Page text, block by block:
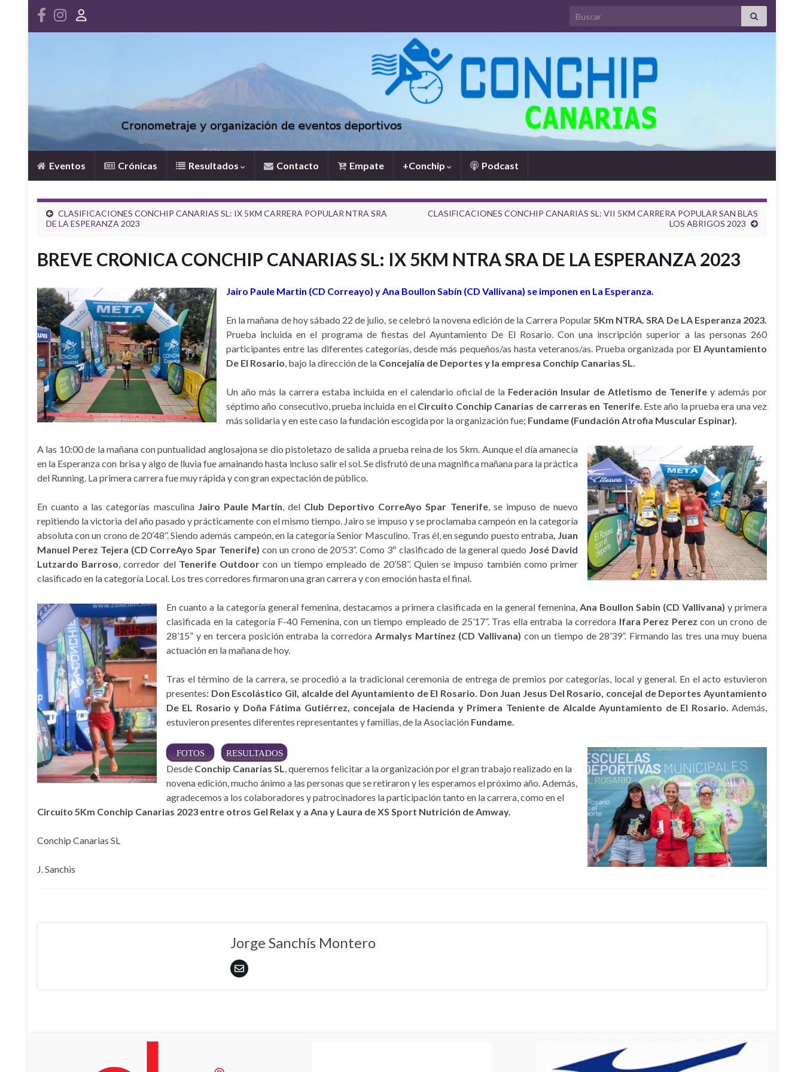
Search for:
Eventos Crónicas Resultados Contacto Empate +Conchip Podcast
CLASIFICACIONES CONCHIP CANARIAS SL: IX 5KM CARRERA POPULAR NTRA SRA
DE LA ESPERANZA 2023
CLASIFICACIONES CONCHIP CANARIAS SL: VII 5KM CARRERA POPULAR SAN BLAS
LOS ABRIGOS 2023
BREVE CRONICA CONCHIP CANARIAS SL: IX 5KM NTRA SRA DE LA ESPERANZA 2023
Jairo Paule Martin (CD Correayo) y Ana Boullon Sabín (CD Vallivana) se imponen en La Esperanza.
En la mañana de hoy sábado 22 de julio, se celebró la novena edición de la Carrera Popular5Km NTRA. SRA De LA Esperanza 2023.
Prueba incluida en el programa de fiestas del Ayuntamiento De El Rosario. Con una inscripción superior a las personas 260
participantes entre las diferentes categorías, desde más pequeños/as hasta veteranos/as. Prueba organizada por El Ayuntamiento
De El Rosario, bajo la dirección de la Concejalía de Deportes y la empresa Conchip Canarias SL.
Un año más la carrera estaba incluida en el calendario oficial de la Federación Insular de Atletismo de Tenerife y además por
séptimo año consecutivo, prueba incluida en el Circuito Conchip Canarias de carreras en Tenerife. Este año la prueba era una vez
más solidaria y en este caso la fundación escogida por la organización fue; Fundame (Fundación Atrofia Muscular Espinar).
A las 10:00 de la mañana con puntualidad anglosajona se dio pistoletazo de salida a prueba reina de los 5km. Aunque el día amanecía
en la Esperanza con brisa y algo de lluvia fue amainando hasta incluso salir el sol. Se disfrutó de una magnifica mañana para la práctica
del Running. La primera carrera fue muy rápida y con gran expectación de público.
En cuanto a las categorías masculina Jairo Paule Martín, del Club Deportivo CorreAyo Spar Tenerife, se impuso de nuevo
repitiendo la victoria del año pasado y prácticamente con el mismo tiempo. Jairo se impuso y se proclamaba campeón en la categoría
absoluta con un crono de 20’48’’. Siendo además campeón, en la categoría Senior Masculino. Tras él, en segundo puesto entraba, Juan
Manuel Perez Tejera (CD CorreAyo Spar Tenerife) con un crono de 20’53”. Como 3º clasificado de la general quedo José David
Lutzardo Barroso, corredor del Tenerife Outdoor con un tiempo empleado de 20’58’’. Quien se impuso también como primer
clasificado en la categoría Local. Los tres corredores firmaron una gran carrera y con emoción hasta el final.
En cuanto a la categoría general femenina, destacamos a primera clasificada en la general femenina, Ana Boullon Sabin (CD Vallivana) y primera
clasificada en la categoría F-40 Femenina, con un tiempo empleado de 25’17”. Tras ella entraba la corredora Ifara Perez Perez con un crono de
28’15” y en tercera posición entraba la corredoraArmalys Martínez (CD Vallivana) con un tiempo de 28’39”. Firmando las tres una muy buena
actuación en la mañana de hoy.
Tras el término de la carrera, se procedió a la tradicional ceremonia de entrega de premios por categorías, local y general. En el acto estuvieron
presentes: Don Escolástico Gil, alcalde del Ayuntamiento de El Rosario. Don Juan Jesus Del Rosario, concejal de Deportes Ayuntamiento
De EL Rosario y Doña Fátima Gutiérrez, concejala de Hacienda y Primera Teniente de Alcalde Ayuntamiento de El Rosario. Además,
estuvieron presentes diferentes representantes y familias, de la Asociación Fundame.
FOTOS RESULTADOS
Desde Conchip Canarias SL, queremos felicitar a la organización por el gran trabajo realizado en la
novena edición, mucho ánimo a las personas que se retiraron y les esperamos el próximo año. Además,
agradecemos a los colaboradores y patrocinadores la participación tanto en la carrera, como en el
Circuito 5Km Conchip Canarias 2023 entre otros Gel Relax y a Ana y Laura de XS Sport Nutrición de Amway.
Conchip Canarias SL
J. Sanchis
Jorge Sanchís Montero